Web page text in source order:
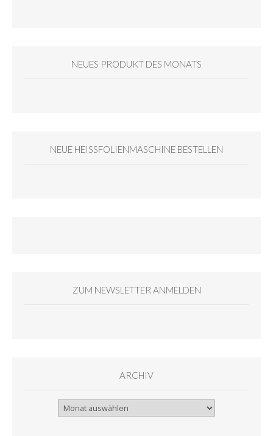
NEUES PRODUKT DES MONATS
NEUE HEISSFOLIENMASCHINE BESTELLEN
ZUM NEWSLETTER ANMELDEN
ARCHIV
Archiv